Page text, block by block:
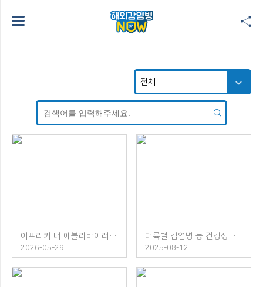
아프리카 내 에볼라바이러스병 발생 주의!
2026-05-29
대륙별 감염병 등 건강정보 소책자 발간 안내
2025-08-12